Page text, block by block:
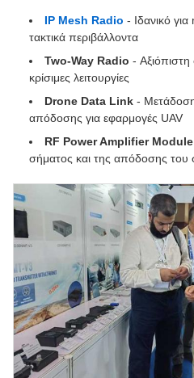
IP Mesh Radio - Ιδανικό
τακτικά περιβάλλοντα
Two-Way Radio - Αξιόπιστη
κρίσιμες λειτουργίες
Drone Data Link -
απόδοσης για εφαρμογές UAV
RF Power Amplifier Module
σήματος και της απόδοσης του